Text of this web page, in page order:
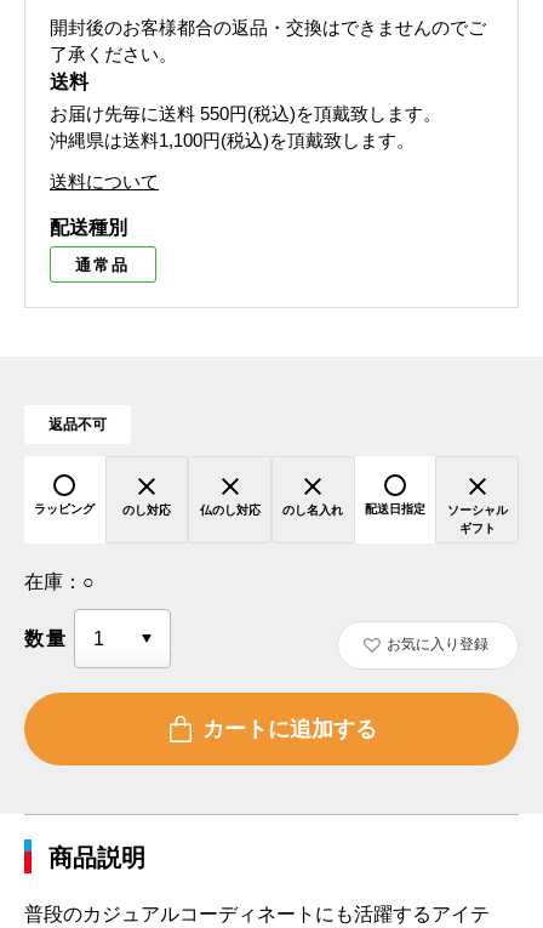
開封後のお客様都合の返品・交換はできませんのでご
了承ください。
送料
お届け先毎に送料 550円(税込)を頂戴致します。
沖縄県は送料1,100円(税込)を頂戴致します。
送料について
配送種別
通常品
返品不可
ラッピング のし対応 仏のし対応 のし名入れ 配送日指定
ソーシャル
ギフト
在庫： ○
数量 お気に入り登録
商品説明
普段のカジュアルコーディネートにも活躍するアイテ